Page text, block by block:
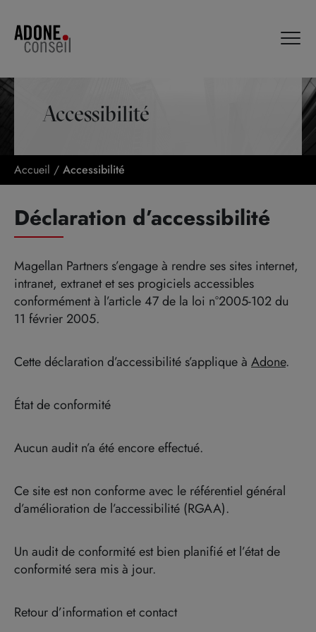
Accessibilité
Accueil / Accessibilité
Déclaration d’accessibilité
Magellan Partners s’engage à rendre ses sites internet,
intranet, extranet et ses progiciels accessibles
conformément à l’article 47 de la loi n°2005-102 du
11 février 2005.
Cette déclaration d’accessibilité s’applique à Adone.
État de conformité
Aucun audit n’a été encore effectué.
Ce site est non conforme avec le référentiel général
d’amélioration de l’accessibilité (RGAA).
Un audit de conformité est bien planifié et l’état de
conformité sera mis à jour.
Retour d’information et contact